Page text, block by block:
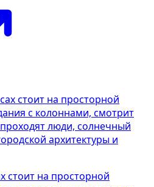
стоит на просторной